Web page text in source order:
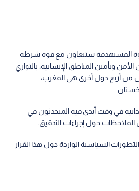
المستهدفة ستتعاون مع قوة شرطة
وتأمين المناطق الإنسانية، بالتوازي
من أربع دول أخرى هي المغرب،
في وقت أبدى فيه المتحدثون في
حول إجراءات التدقيق.
السياسية الواردة حول هذا القرار